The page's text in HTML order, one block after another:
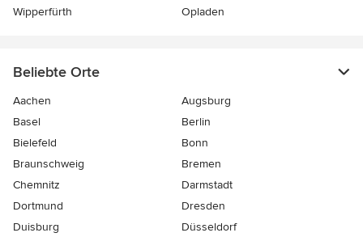
Wipperfürth Opladen
Beliebte Orte
Aachen
Augsburg
Basel
Berlin
Bielefeld
Bonn
Braunschweig
Bremen
Chemnitz
Darmstadt
Dortmund
Dresden
Duisburg
Düsseldorf